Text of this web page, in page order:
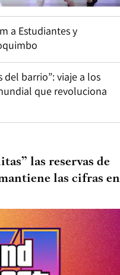
a Estudiantes y
del barrio”: viaje a los
que revoluciona
las reservas de
las cifras en